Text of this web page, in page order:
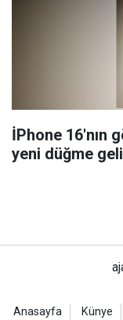
İPhone 16'nın
yeni düğme
Anasayfa Künye